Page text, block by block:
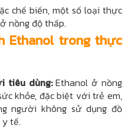
chế biến, một số loại thực
nồng độ thấp.
Ethanol trong thực
tiêu dùng:Ethanol ở nồng
khỏe, đặc biệt với trẻ em,
người không sử dụng đồ
tế.